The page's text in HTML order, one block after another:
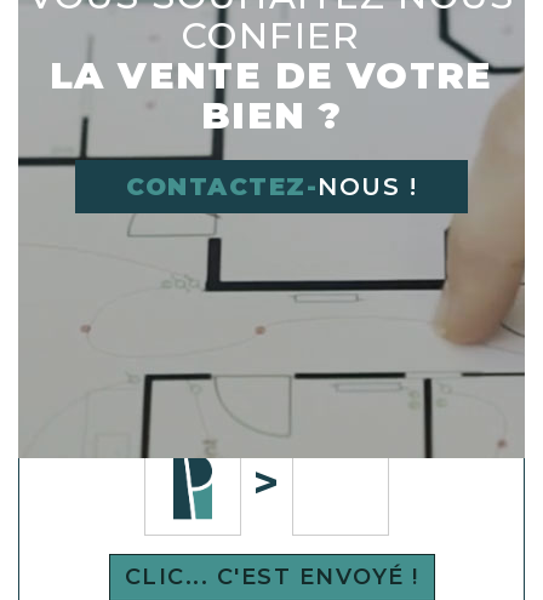
Déplacer l'image dans le cadre vide à
CLIC... C'EST ENVOYÉ !
CONFIER
LA VENTE DE VOTRE
BIEN ?
CONTACTEZ-NOUS !